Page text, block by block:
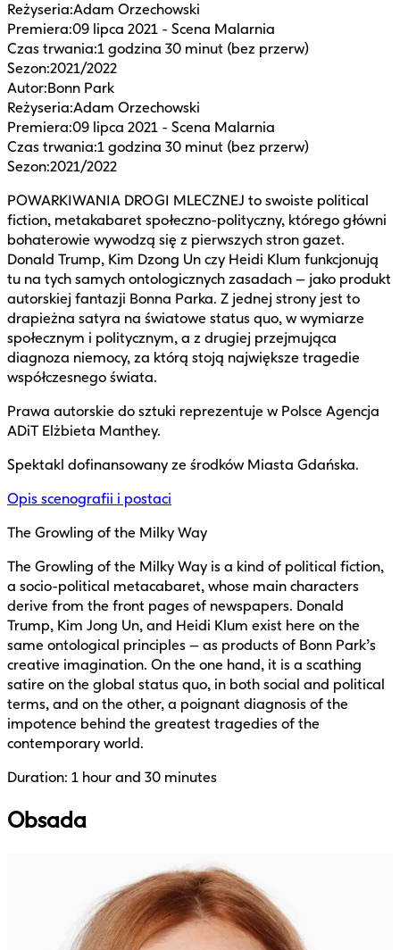
Reżyseria:Adam Orzechowski
Premiera:09 lipca 2021 - Scena Malarnia
Czas trwania:1 godzina 30 minut (bez przerw)
Sezon:2021/2022
Autor:Bonn Park
Reżyseria:Adam Orzechowski
Premiera:09 lipca 2021 - Scena Malarnia
Czas trwania:1 godzina 30 minut (bez przerw)
Sezon:2021/2022
POWARKIWANIA DROGI MLECZNEJ to swoiste political
fiction, metakabaret społeczno-polityczny, którego główni
bohaterowie wywodzą się z pierwszych stron gazet.
Donald Trump, Kim Dzong Un czy Heidi Klum funkcjonują
tu na tych samych ontologicznych zasadach – jako produkt
autorskiej fantazji Bonna Parka. Z jednej strony jest to
drapieżna satyra na światowe status quo, w wymiarze
społecznym i politycznym, a z drugiej przejmująca
diagnoza niemocy, za którą stoją największe tragedie
współczesnego świata.
Prawa autorskie do sztuki reprezentuje w Polsce Agencja
ADiT Elżbieta Manthey.
Spektakl dofinansowany ze środków Miasta Gdańska.
Opis scenografii i postaci
The Growling of the Milky Way
The Growling of the Milky Way is a kind of political fiction,
a socio-political metacabaret, whose main characters
derive from the front pages of newspapers. Donald
Trump, Kim Jong Un, and Heidi Klum exist here on the
same ontological principles – as products of Bonn Park’s
creative imagination. On the one hand, it is a scathing
satire on the global status quo, in both social and political
terms, and on the other, a poignant diagnosis of the
impotence behind the greatest tragedies of the
contemporary world.
Duration: 1 hour and 30 minutes
Obsada